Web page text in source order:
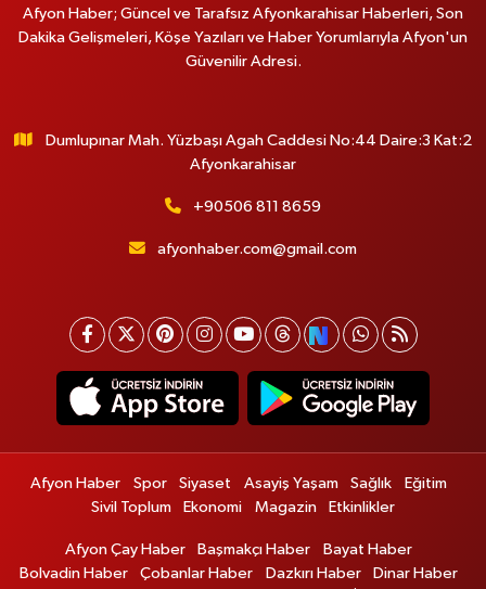
Afyon Haber; Güncel ve Tarafsız Afyonkarahisar Haberleri, Son
Dakika Gelişmeleri, Köşe Yazıları ve Haber Yorumlarıyla Afyon'un
Güvenilir Adresi.
Dumlupınar Mah. Yüzbaşı Agah Caddesi No:44 Daire:3 Kat:2
Afyonkarahisar
+90506 811 8659
afyonhaber.com@gmail.com
Afyon Haber Spor Siyaset Asayiş Yaşam Sağlık
Eğitim
Sivil Toplum
Ekonomi Magazin Etkinlikler
Afyon Çay Haber Başmakçı Haber
Bayat Haber
Bolvadin Haber
Çobanlar Haber Dazkırı Haber Dinar Haber